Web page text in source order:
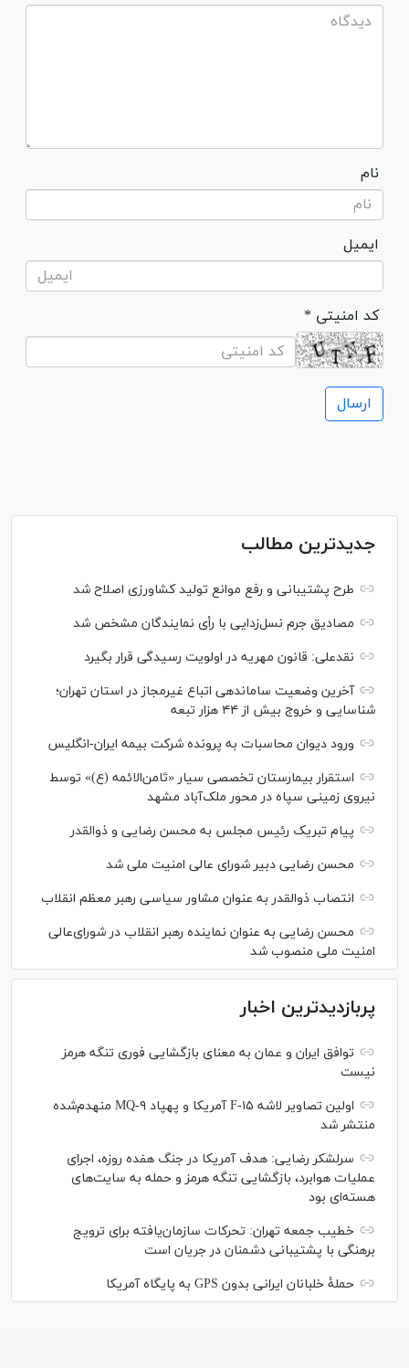
نام
ایمیل
* کد امنیتی
جدیدترین مطالب
طرح پشتیبانی و رفع موانع تولید کشاورزی اصلاح شد
مصادیق جرم نسل‌زدایی با رأی نمایندگان مشخص شد
نقدعلی: قانون مهریه در اولویت رسیدگی قرار بگیرد
آخرین وضعیت ساماندهی اتباع غیرمجاز در استان تهران؛
شناسایی و خروج بیش از ۴۴ هزار تبعه
ورود دیوان محاسبات به پرونده شرکت بیمه ایران-انگلیس
استقرار بیمارستان تخصصی سیار «ثامن‌الائمه (ع)» توسط
نیروی زمینی سپاه در محور ملک‌آباد مشهد
پیام تبریک رئیس مجلس به محسن رضایی و ذوالقدر
محسن رضایی دبیر شورای عالی امنیت ملی شد
انتصاب ذوالقدر به عنوان مشاور سیاسی رهبر معظم انقلاب
محسن رضایی به عنوان نماینده رهبر انقلاب در شورای‌عالی
امنیت ملی منصوب شد
پربازدیدترین اخبار
توافق ایران و عمان به معنای بازگشایی فوری تنگه هرمز
نیست
اولین تصاویر لاشه F-۱۵ آمریکا و پهپاد MQ-۹ منهدم‌شده
منتشر شد
سرلشکر رضایی: هدف آمریکا در جنگ هفده روزه، اجرای
عملیات هوابرد، بازگشایی تنگه هرمز و حمله به سایت‌های
هسته‌ای بود
خطیب جمعه تهران: تحرکات سازمان‌یافته برای ترویج
برهنگی با پشتیبانی دشمنان در جریان است
حملۀ خلبانان ایرانی بدون GPS به پایگاه آمریکا